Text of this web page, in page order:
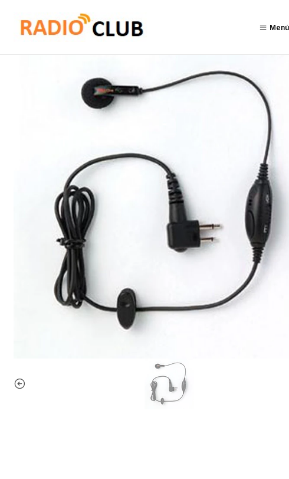
Menú
MagOne PMLN6534 Auricular en línea con PTT VOX